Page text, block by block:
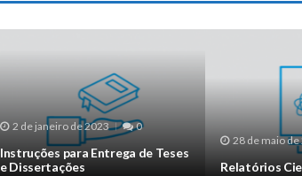
2 de janeiro de 2023 0
Instruções para Entrega de Teses
e Dissertações
28 de maio
Relatórios